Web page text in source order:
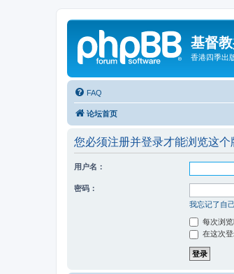
基督
香港四季出
FAQ
论坛首页
您必须注册并登录才能浏览这个
用户名：
密码：
我忘记了自
每次浏
在这次